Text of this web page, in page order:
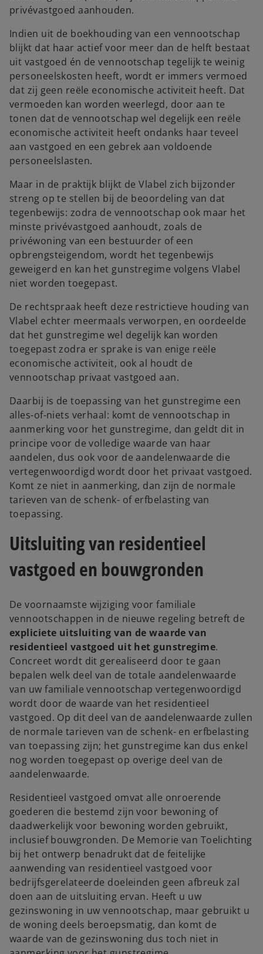
privévastgoed aanhouden.
Indien uit de boekhouding van een vennootschap
blijkt dat haar actief voor meer dan de helft bestaat
uit vastgoed én de vennootschap tegelijk te weinig
personeelskosten heeft, wordt er immers vermoed
dat zij geen reële economische activiteit heeft. Dat
vermoeden kan worden weerlegd, door aan te
tonen dat de vennootschap wel degelijk een reële
economische activiteit heeft ondanks haar teveel
aan vastgoed en een gebrek aan voldoende
personeelslasten.
Maar in de praktijk blijkt de Vlabel zich bijzonder
streng op te stellen bij de beoordeling van dat
tegenbewijs: zodra de vennootschap ook maar het
minste privévastgoed aanhoudt, zoals de
privéwoning van een bestuurder of een
opbrengsteigendom, wordt het tegenbewijs
geweigerd en kan het gunstregime volgens Vlabel
niet worden toegepast.
De rechtspraak heeft deze restrictieve houding van
Vlabel echter meermaals verworpen, en oordeelde
dat het gunstregime wel degelijk kan worden
toegepast zodra er sprake is van enige reële
economische activiteit, ook al houdt de
vennootschap privaat vastgoed aan.
Daarbij is de toepassing van het gunstregime een
alles-of-niets verhaal: komt de vennootschap in
aanmerking voor het gunstregime, dan geldt dit in
principe voor de volledige waarde van haar
aandelen, dus ook voor de aandelenwaarde die
vertegenwoordigd wordt door het privaat vastgoed.
Komt ze niet in aanmerking, dan zijn de normale
tarieven van de schenk- of erfbelasting van
toepassing.
Uitsluiting van residentieel
vastgoed en bouwgronden
De voornaamste wijziging voor familiale
vennootschappen in de nieuwe regeling betreft de
expliciete uitsluiting van de waarde van
residentieel vastgoed uit het gunstregime.
Concreet wordt dit gerealiseerd door te gaan
bepalen welk deel van de totale aandelenwaarde
van uw familiale vennootschap vertegenwoordigd
wordt door de waarde van het residentieel
vastgoed. Op dit deel van de aandelenwaarde zullen
de normale tarieven van de schenk- en erfbelasting
van toepassing zijn; het gunstregime kan dus enkel
nog worden toegepast op overige deel van de
aandelenwaarde.
Residentieel vastgoed omvat alle onroerende
goederen die bestemd zijn voor bewoning of
daadwerkelijk voor bewoning worden gebruikt,
inclusief bouwgronden. De Memorie van Toelichting
bij het ontwerp benadrukt dat de feitelijke
aanwending van residentieel vastgoed voor
bedrijfsgerelateerde doeleinden geen afbreuk zal
doen aan de uitsluiting ervan. Heeft u uw
gezinswoning in uw vennootschap, maar gebruikt u
de woning deels beroepsmatig, dan komt de
waarde van de gezinswoning dus toch niet in